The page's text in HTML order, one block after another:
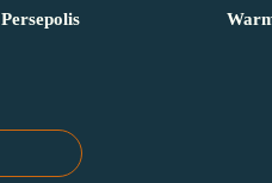
Persepolis